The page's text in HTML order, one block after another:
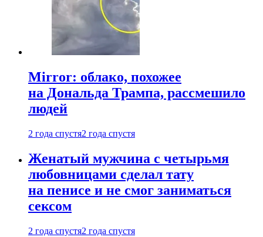
Mirror: облако, похожее
на Дональда Трампа, рассмешило
людей
2 года спустя2 года спустя
Женатый мужчина с четырьмя
любовницами сделал тату
на пенисе и не смог заниматься
сексом
2 года спустя2 года спустя